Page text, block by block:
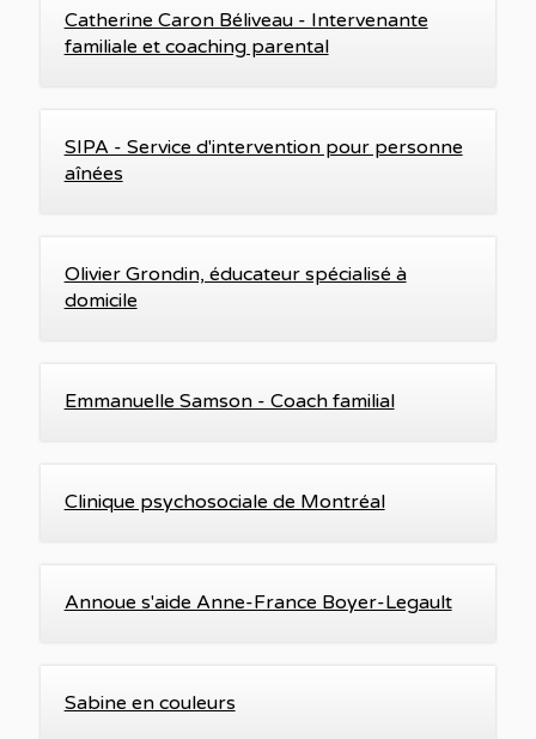
Catherine Caron Béliveau - Intervenante
familiale et coaching parental
SIPA - Service d'intervention pour personne
aînées
Olivier Grondin, éducateur spécialisé à
domicile
Emmanuelle Samson - Coach familial
Clinique psychosociale de Montréal
Annoue s'aide Anne-France Boyer-Legault
Sabine en couleurs